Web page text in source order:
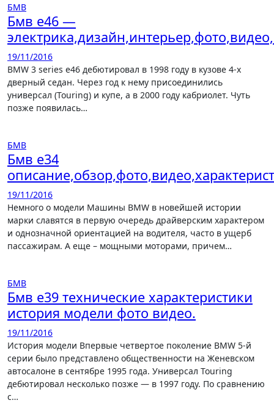
БМВ
Бмв е46 —
19/11/2016
BMW 3 series e46 дебютировал в 1998 году в кузове 4-х
дверный седан. Через год к нему присоединились
универсал (Touring) и купе, а в 2000 году кабриолет. Чуть
позже появилась…
БМВ
Бмв е34
19/11/2016
Немного о модели Машины BMW в новейшей истории
марки славятся в первую очередь драйверским характером
и однозначной ориентацией на водителя, часто в ущерб
пассажирам. А еще – мощными моторами, причем…
БМВ
Бмв е39 технические характеристики
история модели фото видео.
19/11/2016
История модели Впервые четвертое поколение BMW 5-й
серии было представлено общественности на Женевском
автосалоне в сентябре 1995 года. Универсал Touring
дебютировал несколько позже — в 1997 году. По сравнению
с…